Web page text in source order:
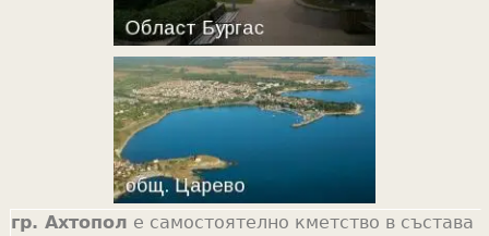
гр. Ахтопол е самостоятелно кметство в състава